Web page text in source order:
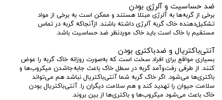
ضد حساسیت و آلرژی بودن
برخی از گربه‌ها به آلرژی مبتلا هستند و ممکن است به برخی از مواد
تشکیل‌دهنده خاک گربه آلرژی داشته باشند. ازآنجاکه گربه در تماس
مستقیم با خاک است باید خاک موردنظر ضد حساسیت باشد.
آنتی‌باکتریال و ضدباکتری بودن
بسیاری مواقع برای افراد سخت است که به‌صورت روزانه خاک گربه را عوض
کنند. از طرفی رفت‌وآمد گربه در سطل خاک باعث جابه‌جاشدن میکروب‌ها و
باکتری‌ها می‌شود. اگر خاک گربه شما آنتی‌باکتریال نباشد هم می‌تواند
سلامت حیوان را تهدید کند و هم سلامت دیگران را. آنتی‌باکتریال بودن
خاک باعث می‌شود میکروب‌ها و باکتری‌ها از بین بروند.